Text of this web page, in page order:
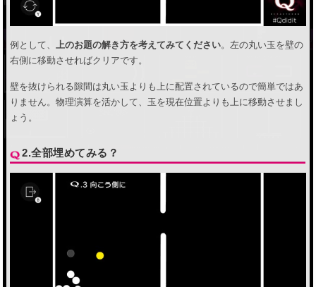
例として、 上のお題の解き方を考えてみてください。左の丸い玉を壁の
右側に移動させればクリアです。
壁を抜けられる隙間は丸い玉よりも上に配置されているので簡単ではあ
りません。物理演算を活かして、玉を現在位置よりも上に移動させまし
ょう。
2.全部埋めてみる？